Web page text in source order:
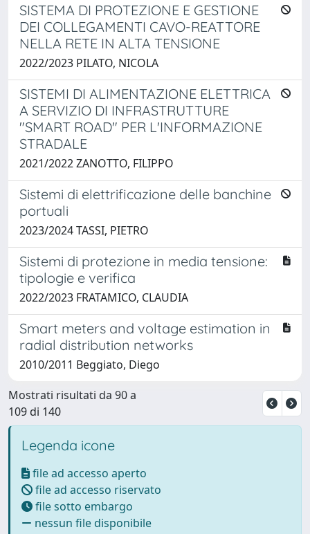
SISTEMA DI PROTEZIONE E GESTIONE
DEI COLLEGAMENTI CAVO-REATTORE
NELLA RETE IN ALTA TENSIONE
2022/2023 PILATO, NICOLA
SISTEMI DI ALIMENTAZIONE ELETTRICA
A SERVIZIO DI INFRASTRUTTURE
"SMART ROAD" PER L'INFORMAZIONE
STRADALE
2021/2022 ZANOTTO, FILIPPO
Sistemi di elettrificazione delle banchine
portuali
2023/2024 TASSI, PIETRO
Sistemi di protezione in media tensione:
tipologie e verifica
2022/2023 FRATAMICO, CLAUDIA
Smart meters and voltage estimation in
radial distribution networks
2010/2011 Beggiato, Diego
Mostrati risultati da 90 a
109 di 140
Legenda icone
file ad accesso aperto
file ad accesso riservato
file sotto embargo
nessun file disponibile